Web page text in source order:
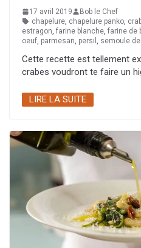
17 avril 2019
Bob le Chef
chapelure, chapelure panko,
estragon, farine blanche, farine de
oeuf, parmesan, persil , semoule
Cette recette est tellement
crabes voudront te faire un
LIRE LA SUITE